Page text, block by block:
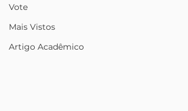
Vote
Mais Vistos
Artigo Acadêmico